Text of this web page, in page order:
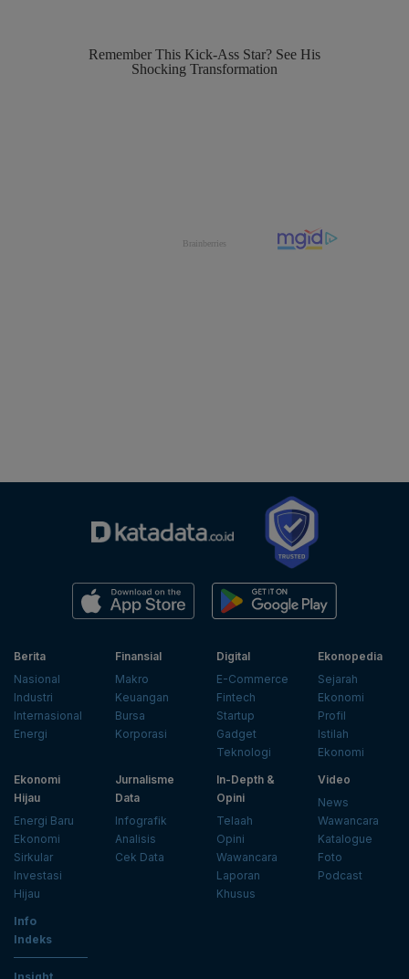
Berita
Nasional
Industri
Internasional
Energi
Finansial
Makro
Keuangan
Bursa
Korporasi
Digital
E-Commerce
Fintech
Startup
Gadget
Teknologi
Ekonopedia
Sejarah
Ekonomi
Profil
Istilah
Ekonomi
Ekonomi
Hijau
Energi Baru
Ekonomi
Sirkular
Investasi
Hijau
Jurnalisme
Data
Infografik
Analisis
Cek Data
In-Depth &
Opini
Telaah
Opini
Wawancara
Laporan
Khusus
Video
News
Wawancara
Katalogue
Foto
Podcast
Info
Indeks